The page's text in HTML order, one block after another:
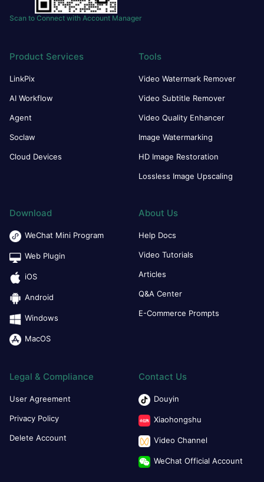
Scan to Connect with Account Manager
Product Services
LinkPix
AI Workflow
Agent
Soclaw
Cloud Devices
Tools
Video Watermark Remover
Video Subtitle Remover
Video Quality Enhancer
Image Watermarking
HD Image Restoration
Lossless Image Upscaling
Download
WeChat Mini Program
Web Plugin
iOS
Android
Windows
MacOS
About Us
Help Docs
Video Tutorials
Articles
Q&A Center
E-Commerce Prompts
Legal & Compliance
User Agreement
Privacy Policy
Delete Account
Contact Us
Douyin
Xiaohongshu
Video Channel
WeChat Official Account